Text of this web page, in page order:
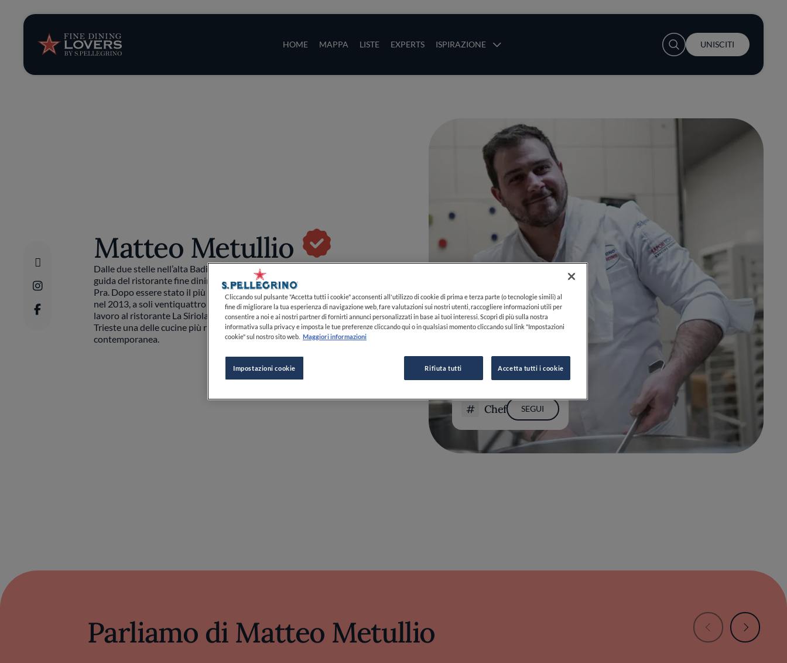
HOME MAPPA LISTE EXPERTS ISPIRAZIONE
Storie e tendenze
Ricette
User account menu
UNISCITI
Matteo Metullio
Dalle due stelle nell’alta Badia a quelle nella sua Trieste natia: Matteo Metullio è alla
guida del ristorante fine dining Harry’s Piccolo, in binomio con lo chef Davide De
Pra. Dopo essere stato il più giovane chef italiano a guadagnare una stella Michelin
nel 2013, a soli ventiquattro anni, e il più giovane bistellato nel 2017 per il suo
lavoro al ristorante La Siriola di S.Cassiano, lo chef triestino propone nella sua
Trieste una delle cucine più ricercate e innovative della scena gastronomica italiana
contemporanea.
Chef SEGUI
Parliamo di Matteo Metullio
Cliccando sul pulsante "Accetta tutti i cookie" acconsenti all'utilizzo di cookie di prima e terza parte (o tecnologie simili) al
fine di migliorare la tua esperienza di navigazione web, fare valutazioni sui nostri utenti, raccogliere informazioni utili per
consentire a noi e ai nostri partner di fornirti annunci personalizzati in base ai tuoi interessi. Scopri di più sulla nostra
informativa sulla privacy e imposta le tue preferenze cliccando qui o in qualsiasi momento cliccando sul link "Impostazioni
cookie" sul nostro sito web. Maggiori informazioni
Impostazioni cookie Rifiuta tutti Accetta tutti i cookie